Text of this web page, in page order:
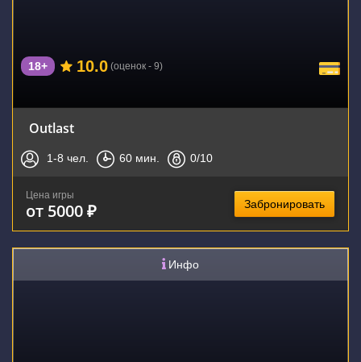
18+ 10.0 (оценок - 9)
Outlast
1-8 чел. 60 мин. 0/10
Цена игры
от 5000 ₽ Забронировать
Инфо